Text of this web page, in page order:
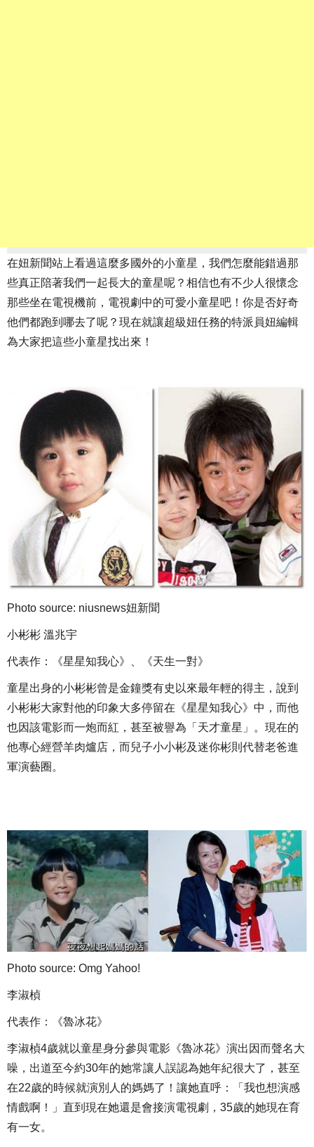
在妞新聞站上看過這麼多國外的小童星，我們怎麼能錯過那
些真正陪著我們一起長大的童星呢？相信也有不少人很懷念
那些坐在電視機前，電視劇中的可愛小童星吧！你是否好奇
他們都跑到哪去了呢？現在就讓超級妞任務的特派員妞編輯
為大家把這些小童星找出來！
Photo source: niusnews妞新聞
小彬彬 溫兆宇
代表作：《星星知我心》、《天生一對》
童星出身的小彬彬曾是金鐘獎有史以來最年輕的得主，說到
小彬彬大家對他的印象大多停留在《星星知我心》中，而他
也因該電影而一炮而紅，甚至被譽為「天才童星」。現在的
他專心經營羊肉爐店，而兒子小小彬及迷你彬則代替老爸進
軍演藝圈。
Photo source: Omg Yahoo!
李淑楨
代表作：《魯冰花》
李淑楨4歲就以童星身分參與電影《魯冰花》演出因而聲名大
噪，出道至今約30年的她常讓人誤認為她年紀很大了，甚至
在22歲的時候就演別人的媽媽了！讓她直呼：「我也想演感
情戲啊！」直到現在她還是會接演電視劇，35歲的她現在育
有一女。